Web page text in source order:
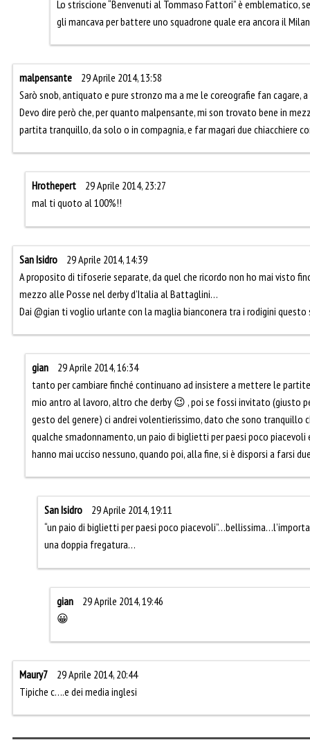
Lo striscione “Benvenuti al Tommaso Fattori” è emblematico,
gli mancava per battere uno squadrone quale era ancora il
malpensante
29 Aprile 2014, 13:58
Sarò snob, antiquato e pure stronzo ma a me le coreografie fan cagare,
Devo dire però che, per quanto malpensante, mi son trovato bene in
partita tranquillo, da solo o in compagnia, e far magari due chiacchiere
Hrothepert
29 Aprile 2014, 23:27
mal ti quoto al 100%!!
San Isidro
29 Aprile 2014, 14:39
A proposito di tifoserie separate, da quel che ricordo non ho mai visto
mezzo alle Posse nel derby d’Italia al Battaglini…
Dai @gian ti voglio urlante con la maglia bianconera tra i rodigini
gian
29 Aprile 2014, 16:34
tanto per cambiare finché continuano ad insistere a mettere le
mio antro al lavoro, altro che derby 😉 , poi se fossi invitato (giusto
gesto del genere) ci andrei volentierissimo, dato che sono
qualche smadonnamento, un paio di biglietti per paesi poco
hanno mai ucciso nessuno, quando poi, alla fine, si è disporsi a farsi
San Isidro
29 Aprile 2014, 19:11
“un paio di biglietti per paesi poco
una doppia fregatura…
gian
29 Aprile 2014, 19:46
😀
Maury7
29 Aprile 2014, 20:44
Tipiche c….e dei media inglesi